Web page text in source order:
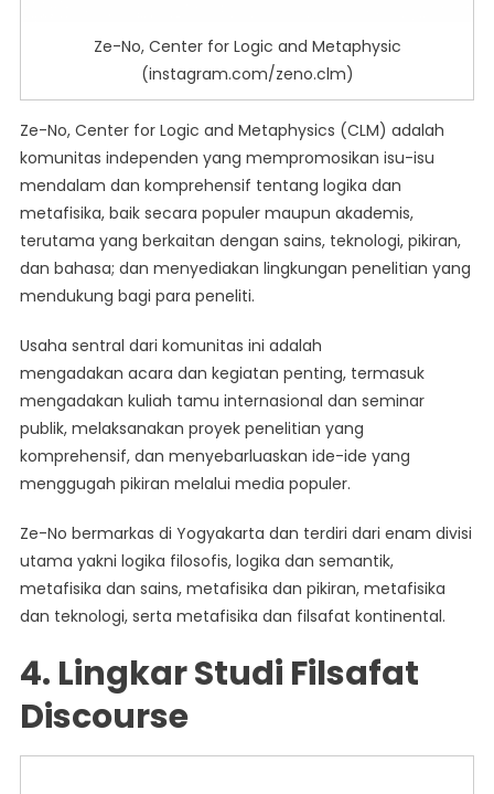
Ze-No, Center for Logic and Metaphysic
(instagram.com/zeno.clm)
Ze-No, Center for Logic and Metaphysics (CLM) adalah
komunitas independen yang mempromosikan isu-isu
mendalam dan komprehensif tentang logika dan
metafisika, baik secara populer maupun akademis,
terutama yang berkaitan dengan sains, teknologi, pikiran,
dan bahasa; dan menyediakan lingkungan penelitian yang
mendukung bagi para peneliti.
Usaha sentral dari komunitas ini adalah
mengadakan acara dan kegiatan penting, termasuk
mengadakan kuliah tamu internasional dan seminar
publik, melaksanakan proyek penelitian yang
komprehensif, dan menyebarluaskan ide-ide yang
menggugah pikiran melalui media populer.
Ze-No bermarkas di Yogyakarta dan terdiri dari enam divisi
utama yakni logika filosofis, logika dan semantik,
metafisika dan sains, metafisika dan pikiran, metafisika
dan teknologi, serta metafisika dan filsafat kontinental.
4. Lingkar Studi Filsafat
Discourse